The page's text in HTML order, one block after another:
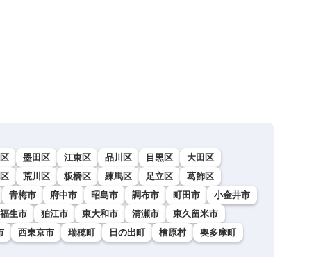
墨田区 江東区 品川区 目黒区
大田区
荒川区 板橋区 練馬区 足立区
葛飾区
青梅市 府中市 昭島市 調布市 町田市
小金井市
福生市 狛江市 東大和市 清瀬市
東久留米市
西東京市 瑞穂町 日の出町 檜原村 奥多摩町